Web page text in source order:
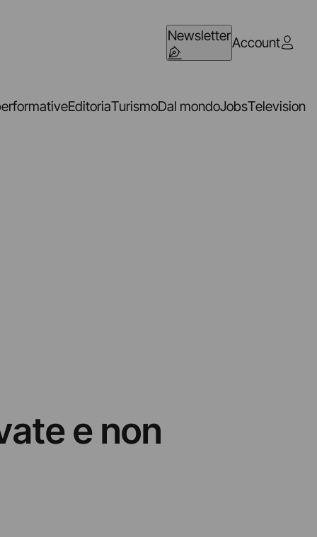
NewsletterAccount
EditoriaTurismoDal mondoJobsTelevision
e non